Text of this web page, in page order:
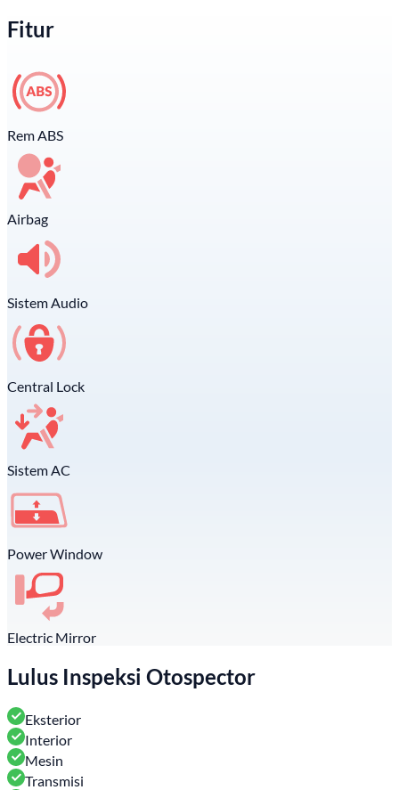
Fitur
Rem ABS
Airbag
Sistem Audio
Central Lock
Sistem AC
Power Window
Electric Mirror
Lulus Inspeksi Otospector
Eksterior
Interior
Mesin
Transmisi